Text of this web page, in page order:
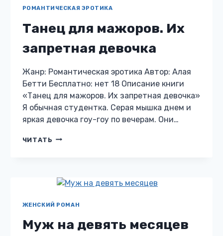
РОМАНТИЧЕСКАЯ ЭРОТИКА
Танец для мажоров. Их
запретная девочка
Жанр: Романтическая эротика Автор: Алая
Бетти Бесплатно: нет 18 Описание книги
«Танец для мажоров. Их запретная девочка»
Я обычная студентка. Серая мышка днем и
яркая девочка гоу-гоу по вечерам. Они…
ЧИТАТЬ ТАНЕЦ
ЗАПРЕТНАЯ
ДЕВОЧКА
ЖЕНСКИЙ РОМАН
Муж на девять месяцев